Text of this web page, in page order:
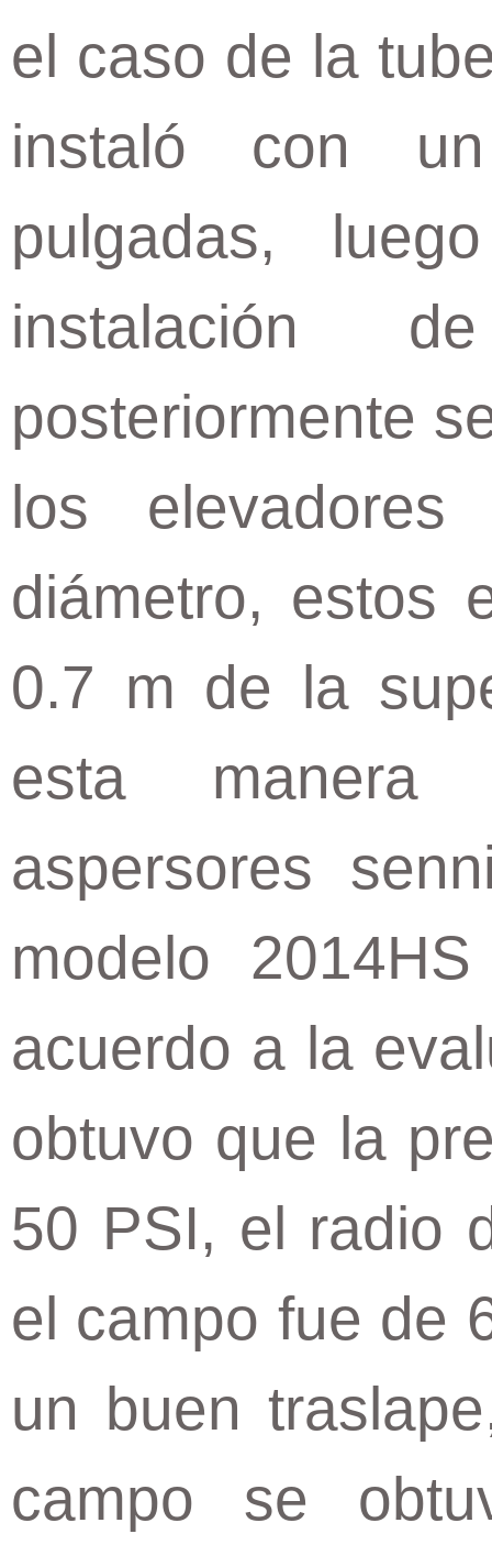
el caso de la
instaló con
pulgadas,
instalación
posteriormente
los
diámetro, estos
0.7 m de la
esta
aspersores
modelo
acuerdo a la
obtuvo que la
50 PSI, el radio
el campo fue de
un buen
campo se